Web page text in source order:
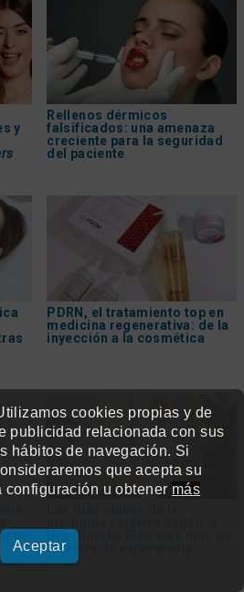
cookies propias y de
publicidad relacionada con sus
hábitos de navegación. Si
que acepta su
configuración u obtener más
Aceptar
y
Rellenos dérmicos
falsificados: una amenaza
creciente para la seguridad
del paciente
PDRN, el tratamiento top en
medicina regenerativa: de la
inyección a la cosmética
Dra. Natalia Ribé tras más de
30 años de experiencia